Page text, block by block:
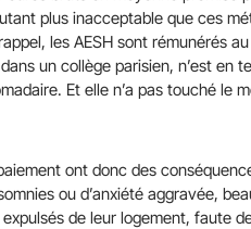
plus inacceptable que ces
les AESH sont rémunérés
un collège parisien, n’est en
Et elle n’a pas touché le
ont donc des
ou d’anxiété aggravée,
de leur logement, faute